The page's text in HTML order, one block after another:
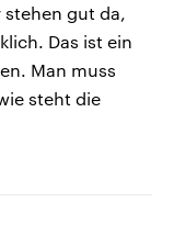
stehen gut da,
Das ist ein
Man muss
steht die